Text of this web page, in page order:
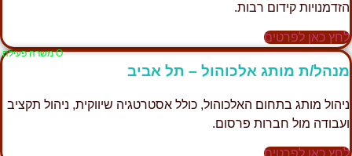
הזדמנויות קידום רבות.
לחץ כאן לפרטים
Ο משרה פעילה
מנהל/ת מותג אלכוהול – תל אביב
ניהול מותג בתחום האלכוהול, כולל אסטרטגיה שיווקית, ניהול תקציב
ועבודה מול חברות פרסום.
לחץ כאן לפרטים